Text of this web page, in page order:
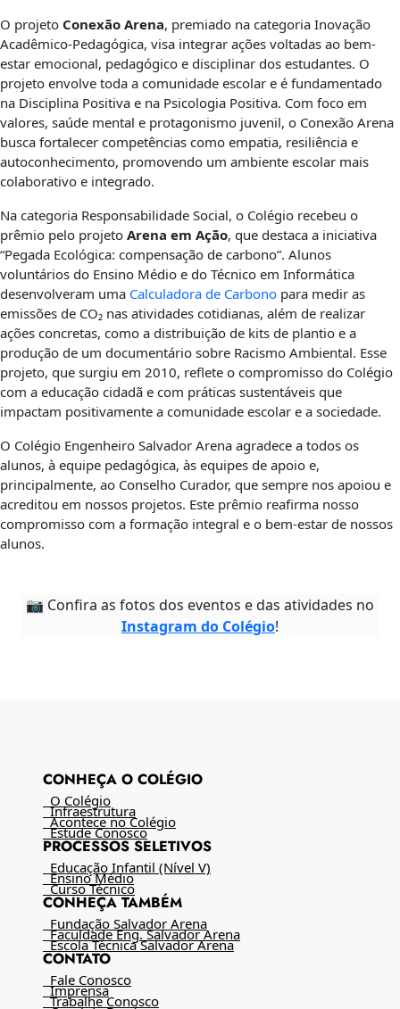
O projeto Conexão Arena, premiado na categoria Inovação
Acadêmico-Pedagógica, visa integrar ações voltadas ao bem-
estar emocional, pedagógico e disciplinar dos estudantes. O
projeto envolve toda a comunidade escolar e é fundamentado
na Disciplina Positiva e na Psicologia Positiva. Com foco em
valores, saúde mental e protagonismo juvenil, o Conexão Arena
busca fortalecer competências como empatia, resiliência e
autoconhecimento, promovendo um ambiente escolar mais
colaborativo e integrado.
Na categoria Responsabilidade Social, o Colégio recebeu o
prêmio pelo projeto Arena em Ação, que destaca a iniciativa
“Pegada Ecológica: compensação de carbono”. Alunos
voluntários do Ensino Médio e do Técnico em Informática
desenvolveram uma Calculadora de Carbono para medir as
emissões de CO₂ nas atividades cotidianas, além de realizar
ações concretas, como a distribuição de kits de plantio e a
produção de um documentário sobre Racismo Ambiental. Esse
projeto, que surgiu em 2010, reflete o compromisso do Colégio
com a educação cidadã e com práticas sustentáveis que
impactam positivamente a comunidade escolar e a sociedade.
O Colégio Engenheiro Salvador Arena agradece a todos os
alunos, à equipe pedagógica, às equipes de apoio e,
principalmente, ao Conselho Curador, que sempre nos apoiou e
acreditou em nossos projetos. Este prêmio reafirma nosso
compromisso com a formação integral e o bem-estar de nossos
alunos.
📷 Confira as fotos dos eventos e das atividades no
Instagram do Colégio!
CONHEÇA O COLÉGIO
O Colégio
Infraestrutura
Acontece no Colégio
Estude Conosco
PROCESSOS SELETIVOS
Educação Infantil (Nível V)
Ensino Médio
Curso Técnico
CONHEÇA TAMBÉM
Fundação Salvador Arena
Faculdade Eng. Salvador Arena
Escola Técnica Salvador Arena
CONTATO
Fale Conosco
Imprensa
Trabalhe Conosco